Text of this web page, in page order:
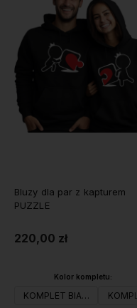
Bluzy dla par z kapturem
PUZZLE
220,00 zł
Kolor kompletu:
KOMPLET BIAŁY